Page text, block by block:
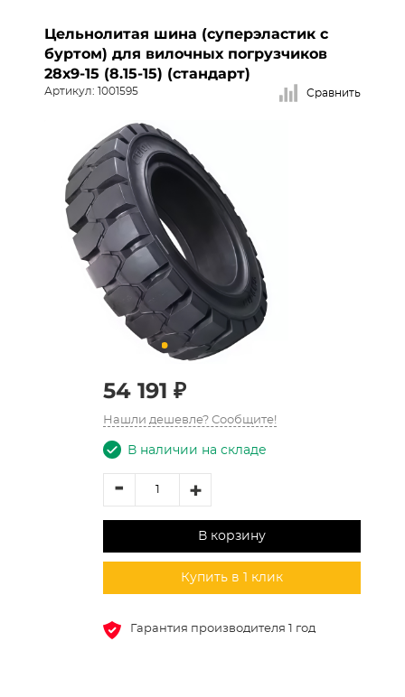
Цельнолитая шина (суперэластик с
буртом) для вилочных погрузчиков
28х9-15 (8.15-15) (стандарт)
Артикул: 1001595 Сравнить
54 191 ₽
Нашли дешевле? Сообщите!
В наличии на складе
- +
В корзину
Купить в 1 клик
Гарантия производителя 1 год